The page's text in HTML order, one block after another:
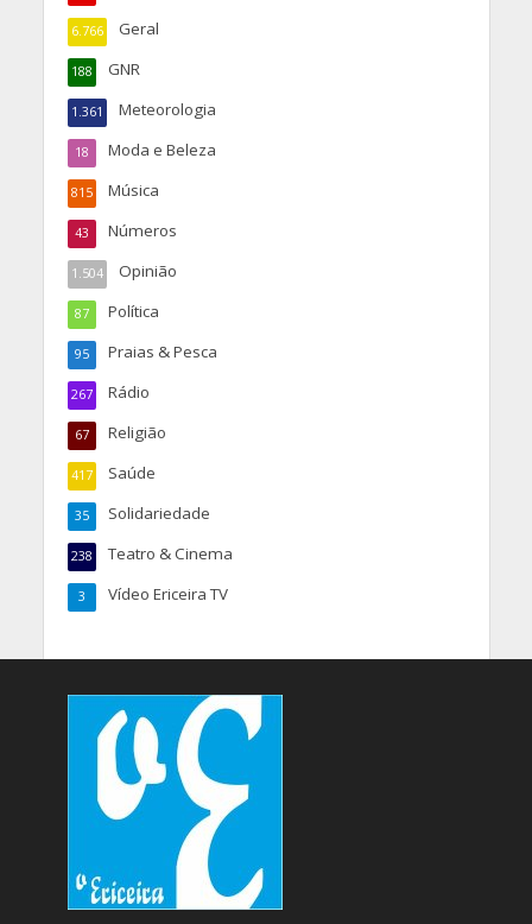
Geral
6.766
GNR
188
Meteorologia
1.361
Moda e Beleza
18
Música
815
Números
43
Opinião
1.504
Política
87
Praias & Pesca
95
Rádio
267
Religião
67
Saúde
417
Solidariedade
35
Teatro & Cinema
238
Vídeo Ericeira TV
3